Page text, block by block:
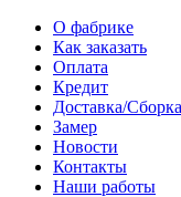
О фабрике
Как заказать
Оплата
Кредит
Доставка/Сборка
Замер
Новости
Контакты
Наши работы